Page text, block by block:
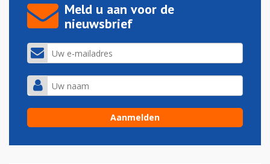
Meld u aan voor de
nieuwsbrief